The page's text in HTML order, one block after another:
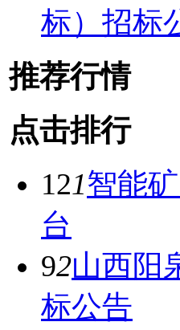
标）招标
推荐行情
点击排行
121智能
台
92山西阳
标公告